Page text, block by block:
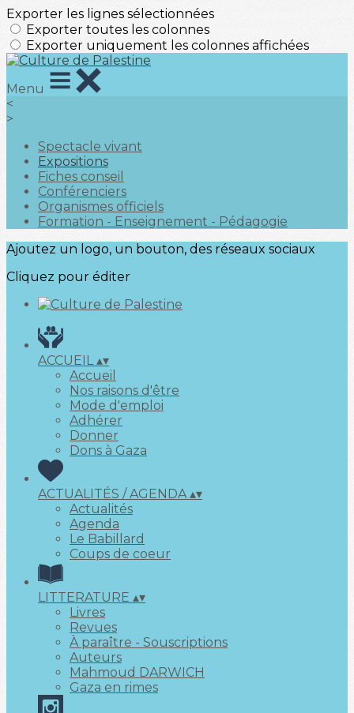
Exporter les lignes sélectionnées
Exporter toutes les colonnes
Exporter uniquement les colonnes affichées
Menu
<
>
Spectacle vivant
Expositions
Fiches conseil
Conférenciers
Organismes officiels
Formation - Enseignement - Pédagogie
Ajoutez un logo, un bouton, des réseaux sociaux
Cliquez pour éditer
ACCUEIL▴▾
Accueil
Nos raisons d'être
Mode d'emploi
Adhérer
Donner
Dons à Gaza
ACTUALITÉS / AGENDA▴▾
Actualités
Agenda
Le Babillard
Coups de coeur
LITTERATURE ▴▾
Livres
Revues
À paraître - Souscriptions
Auteurs
Mahmoud DARWICH
Gaza en rimes